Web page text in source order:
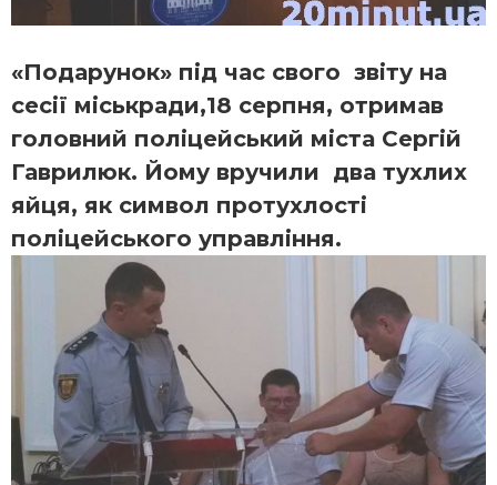
«Подарунок» під час свого звіту на
сесії міськради,18 серпня, отримав
головний поліцейський міста Сергій
Гаврилюк. Йому вручили два тухлих
яйця, як символ протухлості
поліцейського управління.